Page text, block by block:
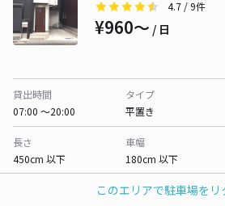
このエリアで駐車場をリ
4.7 / 9件
¥960〜 / 日
貸出時間
07:00 〜20:00
タイプ
平置き
長さ
450cm 以下
車幅
180cm 以下